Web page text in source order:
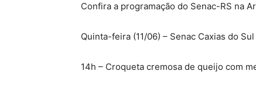
Confira a programação do Senac-RS na
Quinta-feira (11/06) – Senac Caxias do Sul
14h – Croqueta cremosa de queijo com